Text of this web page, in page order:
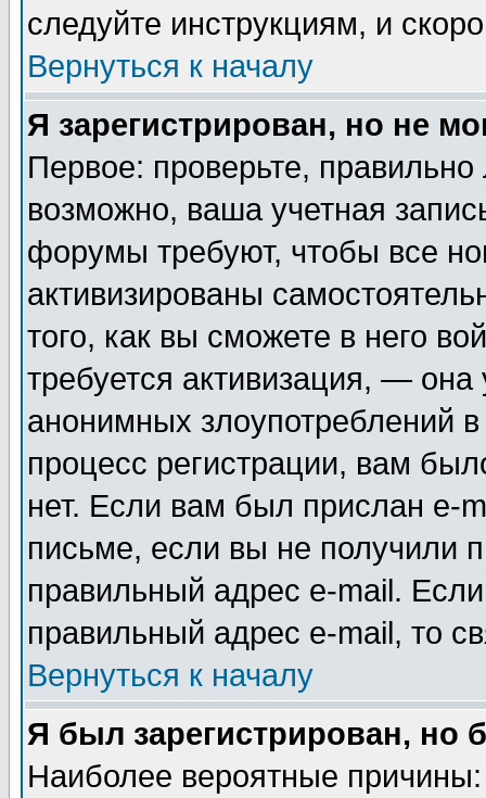
следуйте инструкциям, и
Вернуться к началу
Я зарегистрирован, но не
Первое: проверьте,
возможно, ваша учетная
форумы требуют, чтобы все
активизированы
того, как вы сможете в него
требуется активизация, —
анонимных злоупотреблений
процесс регистрации, вам
нет. Если вам был прислан e-
письме, если вы не получили
правильный адрес e-mail.
правильный адрес e-mail, то
Вернуться к началу
Я был зарегистрирован, но
Наиболее вероятные